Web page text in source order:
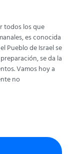
todos los que
es conocida
Pueblo de Israel se
se da la
Vamos hoy a
no